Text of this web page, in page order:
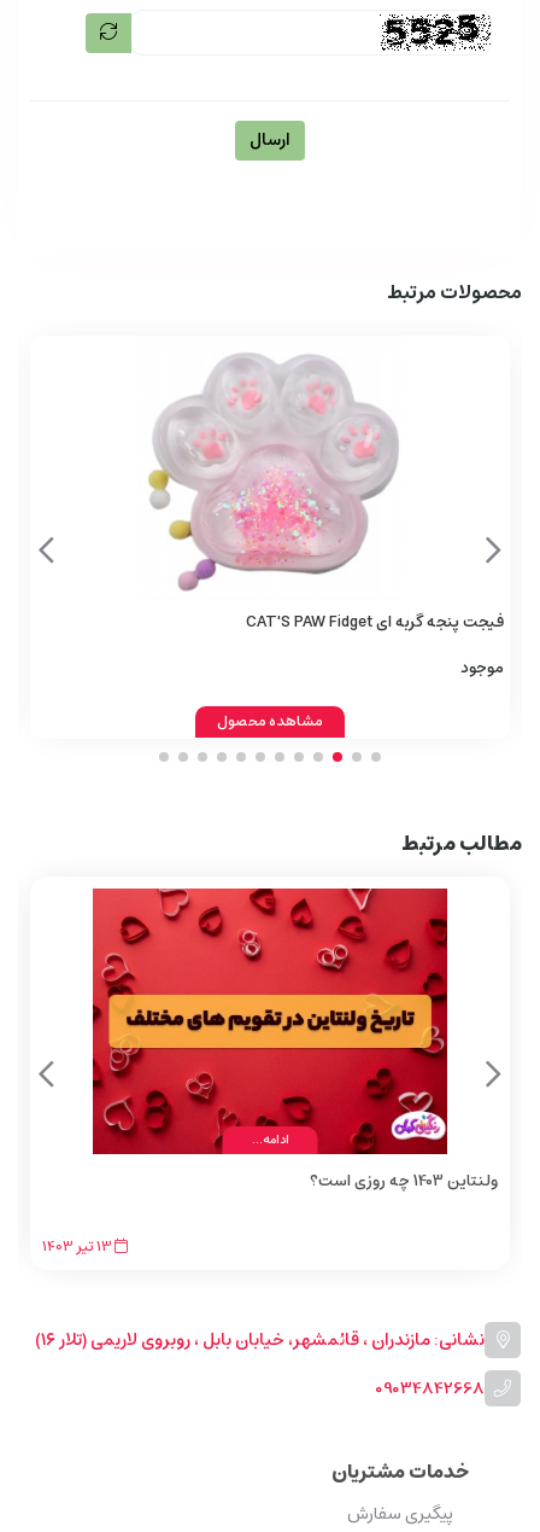
ارسال
محصولات مرتبط
فیجت پنجه گربه‌ ای CAT'S PAW Fidget
موجود
مشاهده محصول
مطالب مرتبط
ادامه...
ولنتاین 1403 چه روزی است؟
13تیر1403
نشانی: مازندران ، قائمشهر، خیابان بابل ، روبروی لاریمی (تلار ۱۶)
09034842668
خدمات مشتریان
پیگیری سفارش